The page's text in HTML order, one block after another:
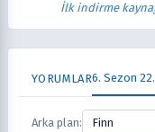
İlk indirme
YORUMLAR6. Sezon
Arka plan: Finn